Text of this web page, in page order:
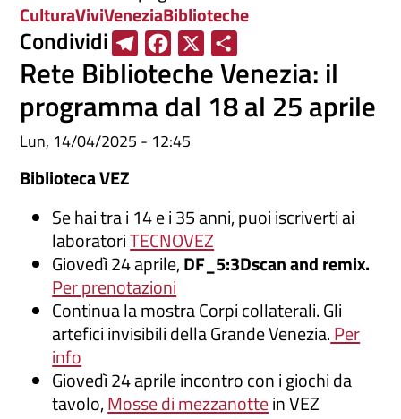
CulturaViviVeneziaBiblioteche
Condividi
e
e
g
m
a
c
e
b
k
h
r
Rete Biblioteche Venezia: il
programma dal 18 al 25 aprile
Lun, 14/04/2025 - 12:45
Biblioteca VEZ
Se hai tra i 14 e i 35 anni, puoi iscriverti ai
laboratoriTECNOVEZ
Giovedì 24 aprile,DF_5:3Dscan and remix.
Per prenotazioni
​Continua la mostra Corpi collaterali. Gli
artefici invisibili della Grande Venezia.Per
info
Giovedì 24 aprile incontro con i giochi da
tavolo,Mosse di mezzanottein VEZ